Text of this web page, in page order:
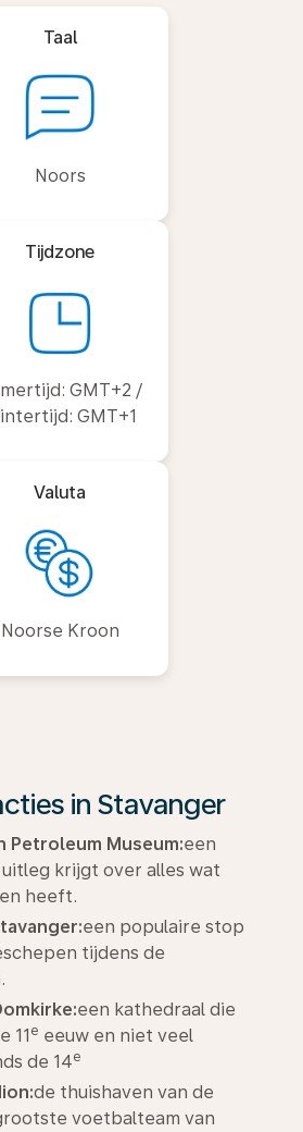
Taal
Noors
Tijdzone
GMT+2 /
GMT+1
Valuta
Noorse Kroon
in Stavanger
Petroleum Museum:een
uitleg krijgt over alles wat
heeft.
een populaire stop
tijdens de
een kathedraal die
11 e eeuw en niet veel
de 14e
de thuishaven van de
voetbalteam van